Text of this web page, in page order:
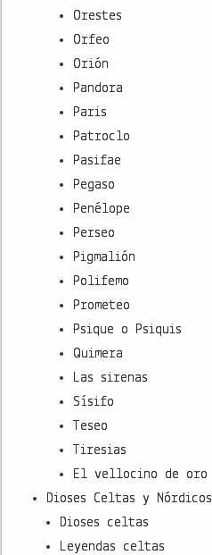
Orestes
Orfeo
Orión
Pandora
Paris
Patroclo
Pasifae
Pegaso
Penélope
Perseo
Pigmalión
Polifemo
Prometeo
Psique o Psiquis
Quimera
Las sirenas
Sísifo
Teseo
Tiresias
El vellocino de oro
Dioses Celtas y Nórdicos
Dioses celtas
Leyendas celtas